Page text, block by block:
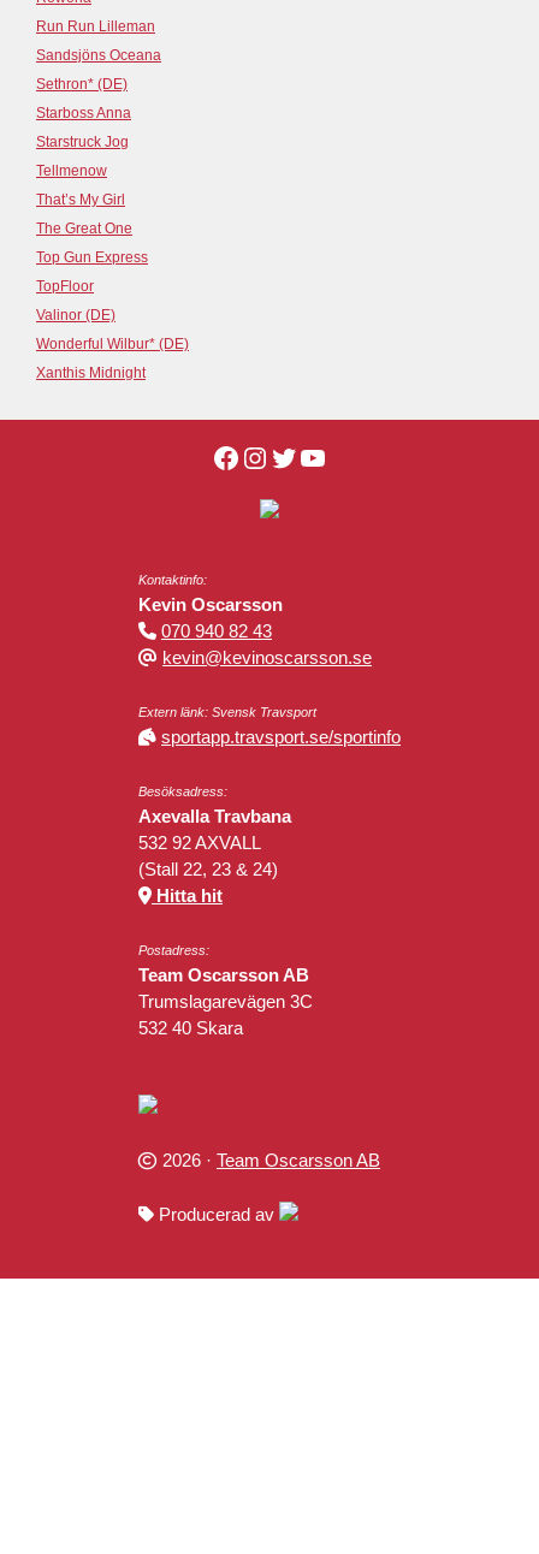
Run Run Lilleman
Sandsjöns Oceana
Sethron* (DE)
Starboss Anna
Starstruck Jog
Tellmenow
That’s My Girl
The Great One
Top Gun Express
TopFloor
Valinor (DE)
Wonderful Wilbur* (DE)
Xanthis Midnight
Kontaktinfo:
Kevin Oscarsson
070 940 82 43
kevin@kevinoscarsson.se
Extern länk: Svensk Travsport
sportapp.travsport.se/sportinfo
Besöksadress:
Axevalla Travbana
532 92 AXVALL
(Stall 22, 23 & 24)
Hitta hit
Postadress:
Team Oscarsson AB
Trumslagarevägen 3C
532 40 Skara
2026 · Team Oscarsson AB
Producerad av